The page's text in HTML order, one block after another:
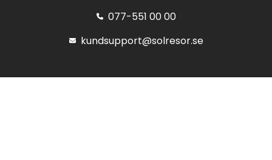
077-551 00 00
kundsupport@solresor.se